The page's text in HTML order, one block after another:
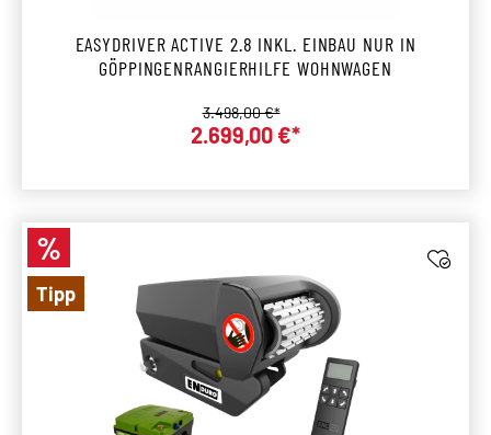
EASYDRIVER ACTIVE 2.8 INKL. EINBAU NUR IN
GÖPPINGENRANGIERHILFE WOHNWAGEN
Verkaufspreis:
2.699,00 €*
Regulärer Preis:
3.498,00 €*
Rabatt
%
Tipp